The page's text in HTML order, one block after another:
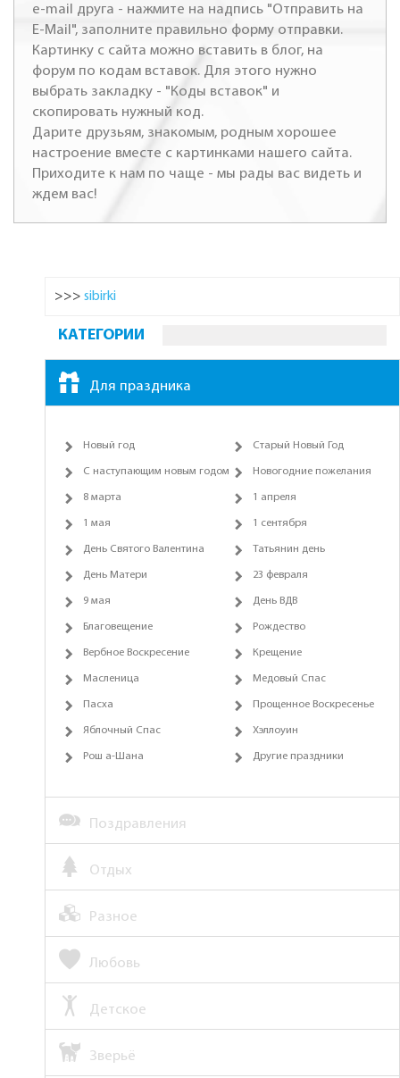
e-mail друга - нажмите на надпись "Отправить на
E-Mail", заполните правильно форму отправки.
Картинку с сайта можно вставить в блог, на
форум по кодам вставок. Для этого нужно
выбрать закладку - "Коды вставок" и
скопировать нужный код.
Дарите друзьям, знакомым, родным хорошее
настроение вместе с картинками нашего сайта.
Приходите к нам по чаще - мы рады вас видеть и
ждем вас!
>>> sibirki
КАТЕГОРИИ
Для праздника
Новый год Старый Новый Год
С наступающим новым годом Новогодние пожелания
8 марта 1 апреля
1 мая 1 сентября
День Святого Валентина Татьянин день
День Матери 23 февраля
9 мая День ВДВ
Благовещение Рождество
Вербное Воскресение Крещение
Масленица Медовый Спас
Пасха Прощенное Воскресенье
Яблочный Спас Хэллоуин
Рош а-Шана Другие праздники
Поздравления
Отдых
Разное
Любовь
Детское
Зверьё